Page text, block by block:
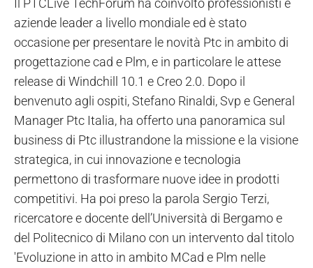
Il PTCLive TechForum ha coinvolto professionisti e
aziende leader a livello mondiale ed è stato
occasione per presentare le novità Ptc in ambito di
progettazione cad e Plm, e in particolare le attese
release di Windchill 10.1 e Creo 2.0. Dopo il
benvenuto agli ospiti, Stefano Rinaldi, Svp e General
Manager Ptc Italia, ha offerto una panoramica sul
business di Ptc illustrandone la missione e la visione
strategica, in cui innovazione e tecnologia
permettono di trasformare nuove idee in prodotti
competitivi. Ha poi preso la parola Sergio Terzi,
ricercatore e docente dell’Università di Bergamo e
del Politecnico di Milano con un intervento dal titolo
'Evoluzione in atto in ambito MCad e Plm nelle